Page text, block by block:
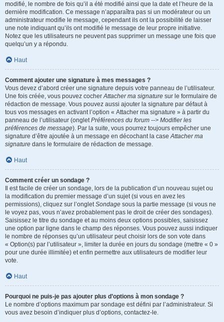
modifié, le nombre de fois qu’il a été modifié ainsi que la date et l’heure de la
dernière modification. Ce message n’apparaîtra pas si un modérateur ou un
administrateur modifie le message, cependant ils ont la possibilité de laisser
une note indiquant qu’ils ont modifié le message de leur propre initiative.
Notez que les utilisateurs ne peuvent pas supprimer un message une fois que
quelqu’un y a répondu.
Haut
Comment ajouter une signature à mes messages ?
Vous devez d’abord créer une signature depuis votre panneau de l’utilisateur.
Une fois créée, vous pouvez cocherAttacher ma signature sur le formulaire de
rédaction de message. Vous pouvez aussi ajouter la signature par défaut à
tous vos messages en activant l’option « Attacher ma signature » à partir du
panneau de l’utilisateur (ongletPréférences du forum --> Modifier les
préférences de message). Par la suite, vous pourrez toujours empêcher une
signature d’être ajoutée à un message en décochant la caseAttacher ma
signature dans le formulaire de rédaction de message.
Haut
Comment créer un sondage ?
Il est facile de créer un sondage, lors de la publication d’un nouveau sujet ou
la modification du premier message d’un sujet (si vous en avez les
permissions), cliquez sur l’ongletSondage sous la partie message (si vous ne
le voyez pas, vous n’avez probablement pas le droit de créer des sondages).
Saisissez le titre du sondage et au moins deux options possibles, saisissez
une option par ligne dans le champ des réponses. Vous pouvez aussi indiquer
le nombre de réponses qu’un utilisateur peut choisir lors de son vote dans
« Option(s) par l’utilisateur », limiter la durée en jours du sondage (mettre « 0 »
pour une durée illimitée) et enfin permettre aux utilisateurs de modifier leur
vote.
Haut
Pourquoi ne puis-je pas ajouter plus d’options à mon sondage ?
Le nombre d’options maximum par sondage est défini par l’administrateur. Si
vous avez besoin d’indiquer plus d’options, contactez-le.